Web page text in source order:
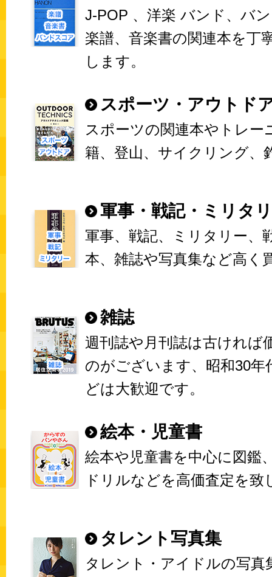
J-POP 、洋楽 バンド、バ
楽譜、音楽書の関連本を丁
します。
スポーツ・アウトド
スポーツの関連本やトレー
籍、登山、サイクリング、
軍事・戦記・ミリタ
軍事、戦記、ミリタリー、
本、雑誌や写真集など高く
雑誌
週刊誌や月刊誌は古ければ
のがございます、昭和30年
どは大歓迎です。
絵本・児童書
絵本や児童書を中心に図鑑
ドリルなどを高価査定を致
タレント写真集
タレント・アイドルの写真